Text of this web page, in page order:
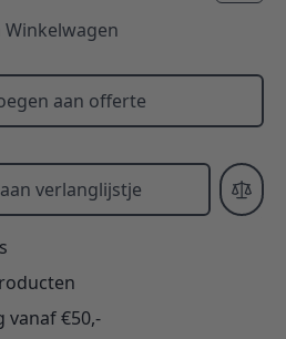
Winkelwagen
aan offerte
verlanglijstje
vanaf €50,-